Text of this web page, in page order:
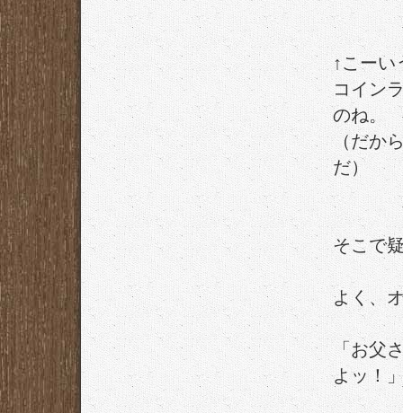
↑こーい
コイン
のね。
（だか
だ）
そこで
よく、
「お父
よッ！